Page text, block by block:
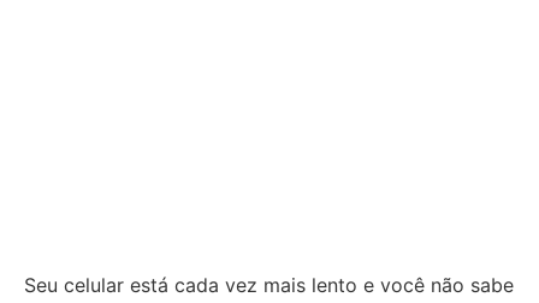
Seu celular está cada vez mais lento e você não sabe